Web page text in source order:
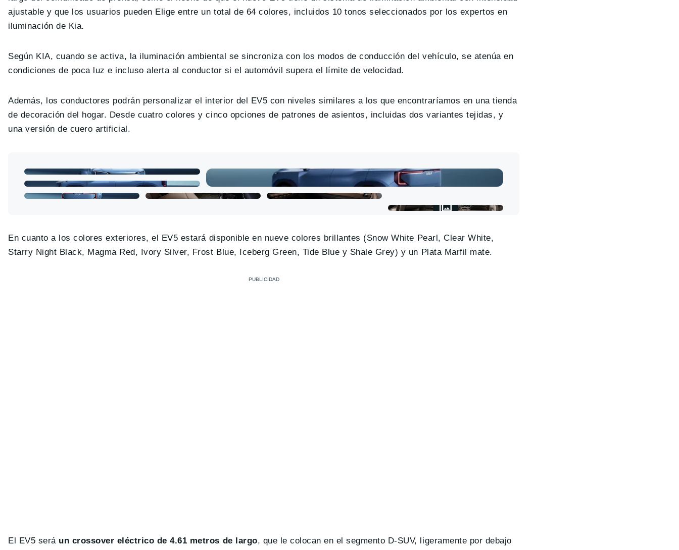
ajustable y que los usuarios pueden Elige entre un total de 64 colores, incluidos 10 tonos seleccionados por los expertos en
iluminación de Kia.
Según KIA, cuando se activa, la iluminación ambiental se sincroniza con los modos de conducción del vehículo, se atenúa en
condiciones de poca luz e incluso alerta al conductor si el automóvil supera el límite de velocidad.
Además, los conductores podrán personalizar el interior del EV5 con niveles similares a los que encontraríamos en una tienda
de decoración del hogar. Desde cuatro colores y cinco opciones de patrones de asientos, incluidas dos variantes tejidas, y
una versión de cuero artificial.
En cuanto a los colores exteriores, el EV5 estará disponible en nueve colores brillantes (Snow White Pearl, Clear White,
Starry Night Black, Magma Red, Ivory Silver, Frost Blue, Iceberg Green, Tide Blue y Shale Grey) y un Plata Marfil mate.
El EV5 será un crossover eléctrico de 4.61 metros de largo, que le colocan en el segmento D-SUV, ligeramente por debajo